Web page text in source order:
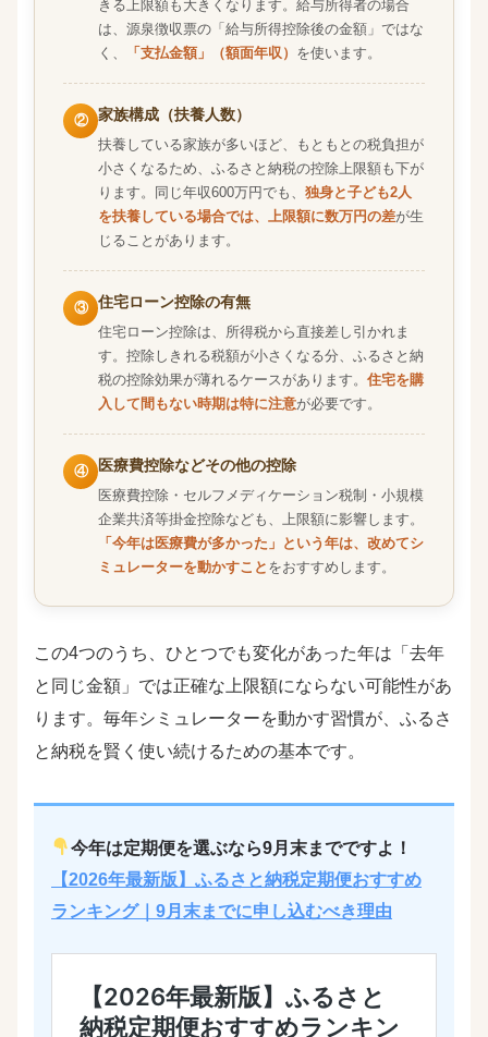
きる上限額も大きくなります。給与所得者の場合
は、源泉徴収票の「給与所得控除後の金額」ではな
く、
「支払金額」（額面年収） を使います。
② 家族構成（扶養人数）
扶養している家族が多いほど、もともとの税負担が
小さくなるため、ふるさと納税の控除上限額も下が
ります。同じ年収600万円でも、 独身と子ども2人
を扶養している場合では、上限額に数万円の差が生
じることがあります。
③ 住宅ローン控除の有無
住宅ローン控除は、所得税から直接差し引かれま
す。控除しきれる税額が小さくなる分、ふるさと納
税の控除効果が薄れるケースがあります。 住宅を購
入して間もない時期は特に注意が必要です。
④ 医療費控除などその他の控除
医療費控除・セルフメディケーション税制・小規模
企業共済等掛金控除なども、上限額に影響します。
「今年は医療費が多かった」という年は、改めてシ
ミュレーターを動かすこと をおすすめします。
この4つのうち、ひとつでも変化があった年は「去年
と同じ金額」では正確な上限額にならない可能性があ
ります。毎年シミュレーターを動かす習慣が、ふるさ
と納税を賢く使い続けるための基本です。
今年は定期便を選ぶなら9月末までですよ！
【2026年最新版】ふるさと納税定期便おすすめ
ランキング｜9月末までに申し込むべき理由